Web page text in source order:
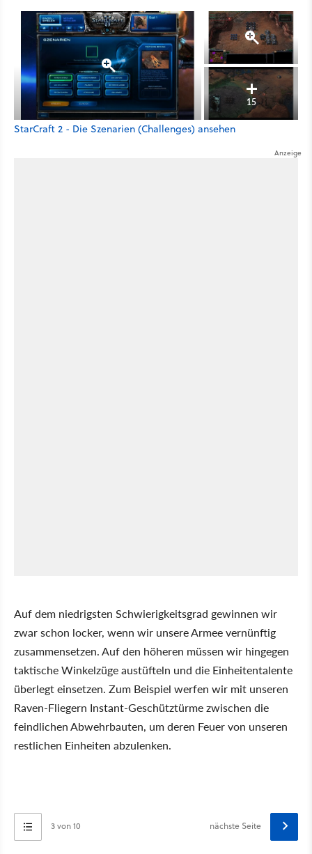
15
StarCraft 2 - Die Szenarien (Challenges) ansehen
Auf dem niedrigsten Schwierigkeitsgrad gewinnen wir
zwar schon locker, wenn wir unsere Armee vernünftig
zusammensetzen. Auf den höheren müssen wir hingegen
taktische Winkelzüge austüfteln und die Einheitentalente
überlegt einsetzen. Zum Beispiel werfen wir mit unseren
Raven-Fliegern Instant-Geschütztürme zwischen die
feindlichen Abwehrbauten, um deren Feuer von unseren
restlichen Einheiten abzulenken.
3 von 10 nächste Seite